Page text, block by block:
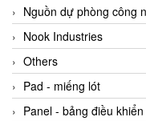
Bedook
Bei Sensor
Beijer
Beinlich-pumps
Beka
Nguồn dự phòng công
Nook Industries
Others
Pad - miếng lót
Panel - bảng điều khiển